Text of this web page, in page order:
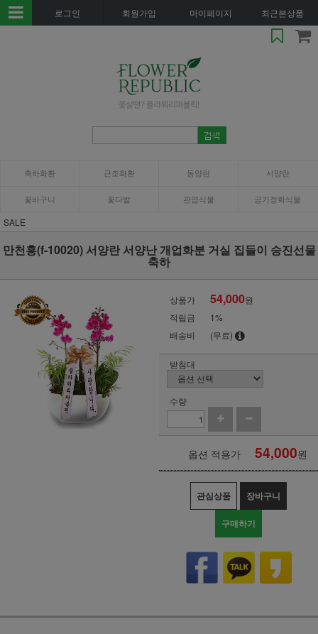
로그인 회원가입 마이페이지 최근본상품
축하화환 근조화환 동양란 서양란
꽃바구니 꽃다발 관엽식물 공기정화식물
SALE
만천홍(f-10020) 서양란 서양난 개업화분 거실 집들이 승진선물
축하
상품가 54,000원
적립금
1%
배송비
(무료)
받침대
수량
옵션 적용가 54,000원
관심상품 장바구니
구매하기